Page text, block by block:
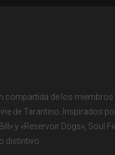
compartida de los
de Tarantino. Inspirados
y «Reservoir Dogs», Soul
distintivo.